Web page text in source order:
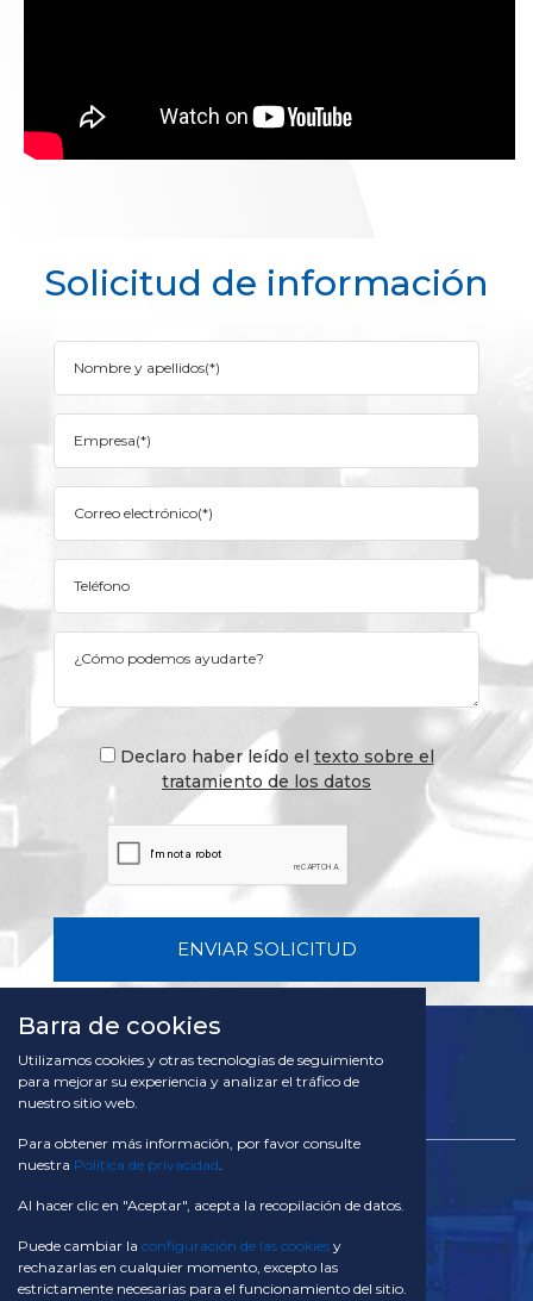
Solicitud de información
Declaro haber leído el texto sobre el
tratamiento de los datos
ENVIAR SOLICITUD
TACOM SA
Via Campagna 28 CH - 6934 Bioggio
Teléfono:
+41 91 611 29 10
Barra de cookies
Utilizamos cookies y otras tecnologías de seguimiento
para mejorar su experiencia y analizar el tráfico de
nuestro sitio web.
Para obtener más información, por favor consulte
nuestra Política de privacidad.
Al hacer clic en "Aceptar", acepta la recopilación de datos.
Puede cambiar la configuración de las cookies y
rechazarlas en cualquier momento, excepto las
estrictamente necesarias para el funcionamiento del sitio.